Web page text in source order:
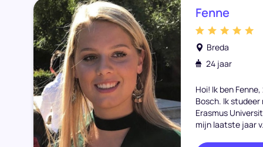
Fenne
Breda
24 jaar
Hoi! Ik ben
Bosch. Ik
Erasmus
mijn laatste jaar